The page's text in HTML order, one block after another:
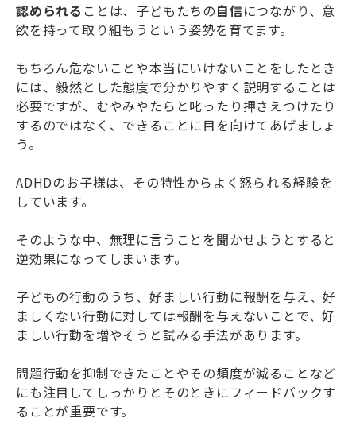
認められる ことは、子どもたちの自信につながり、意
欲を持って取り組もうという姿勢を育てます。
もちろん危ないことや本当にいけないことをしたとき
には、毅然とした態度で分かりやすく説明することは
必要ですが、むやみやたらと叱ったり押さえつけたり
するのではなく、できることに目を向けてあげましょ
う。
ADHDのお子様は、その特性からよく怒られる経験を
しています。
そのような中、無理に言うことを聞かせようとすると
逆効果になってしまいます。
子どもの行動のうち、好ましい行動に報酬を与え、好
ましくない行動に対しては報酬を与えないことで、好
ましい行動を増やそうと試みる手法があります。
問題行動を抑制できたことやその頻度が減ることなど
にも注目してしっかりとそのときにフィードバックす
ることが重要です。